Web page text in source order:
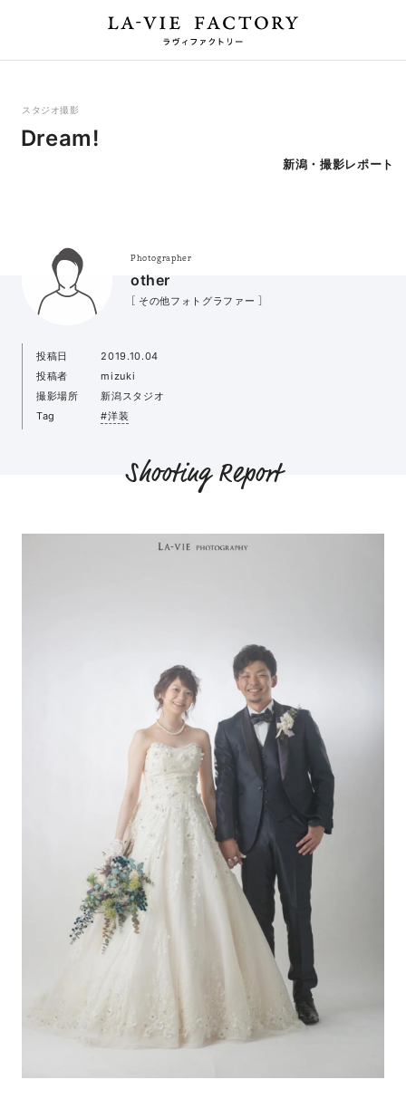
スタジオ撮影
Dream!
新潟・撮影レポート
Photographer
other
［ その他フォトグラファー ］
投稿日
2019.10.04
投稿者
mizuki
撮影場所
新潟スタジオ
Tag
#洋装
Shooting Report